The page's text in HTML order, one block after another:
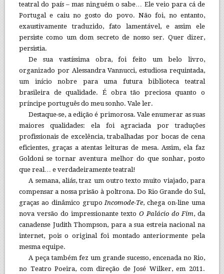
teatral do país – mas ninguém o sabe… Ele veio para cá de
Portugal e caiu no gosto do povo. Não foi, no entanto,
exaustivamente traduzido, fato lamentável, e assim ele
persiste como um dom secreto de nosso ser. Quer dizer,
persistia.
De sua vastíssima obra, foi feito um belo livro,
organizado por Alessandra Vannucci, estudiosa requintada,
um início nobre para uma futura biblioteca teatral
brasileira de qualidade. É obra tão preciosa quanto o
príncipe português do meu sonho. Vale ler.
Destaque-se, a edição é primorosa. Vale enumerar as suas
maiores qualidades: ela foi agraciada por traduções
profissionais de excelência, trabalhadas por bocas de cena
eficientes, graças a atentas leituras de mesa. Assim, ela faz
Goldoni se tornar aventura melhor do que sonhar, posto
que real… e verdadeiramente teatral!
A semana, aliás, traz um outro texto muito viajado, para
compensar a nossa prisão à poltrona. Do Rio Grande do Sul,
graças ao dinâmico grupoIncomode-Te, chega on-line uma
nova versão do impressionante textoO Palácio do Fim, da
canadense Judith Thompson, para a sua estreia nacional na
internet, pois o original foi montado anteriormente pela
mesma equipe.
A peça também fez um grande sucesso, encenada no Rio,
no Teatro Poeira, com direção de José Wilker, em 2011.